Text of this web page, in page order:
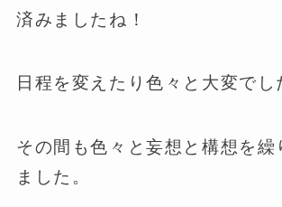
済みましたね！
日程を変えたり色々と大変でし
その間も色々と妄想と構想を繰
ました。